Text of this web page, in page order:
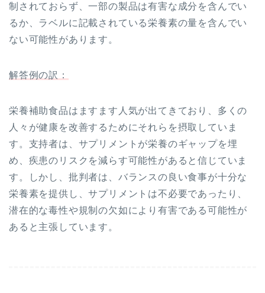
制されておらず、一部の製品は有害な成分を含んでい
るか、ラベルに記載されている栄養素の量を含んでい
ない可能性があります。
解答例の訳：
栄養補助食品はますます人気が出てきており、多くの
人々が健康を改善するためにそれらを摂取していま
す。支持者は、サプリメントが栄養のギャップを埋
め、疾患のリスクを減らす可能性があると信じていま
す。しかし、批判者は、バランスの良い食事が十分な
栄養素を提供し、サプリメントは不必要であったり、
潜在的な毒性や規制の欠如により有害である可能性が
あると主張しています。